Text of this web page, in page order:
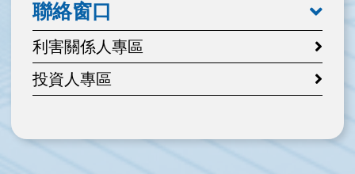
聯絡窗口
利害關係人專區
投資人專區